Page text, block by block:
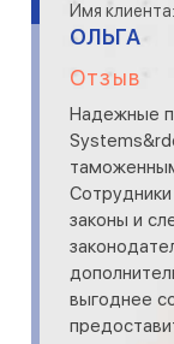
Имя клиента:
ОЛЬГА
Отзыв
Надежные
законы и
выгоднее